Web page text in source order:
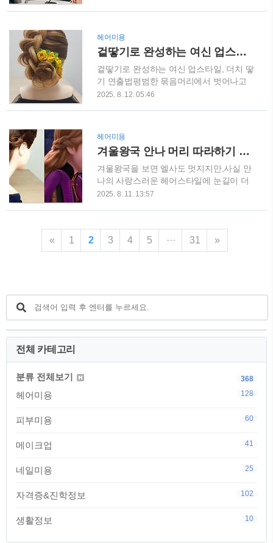
히, 고령층과 은퇴자들의 자산 안전을 위한
정부 차원의 대책이기도 합니다. 은행·저축
은행·보험사별 적용 방식예금자 보호 제도
는 은행, 저축은..
다. 특히, 이번에는 일부 지급 기준과 대상
이 조정되어 더 많은 분들이 혜택을 받을
수 있도록 설계되었습니다. 변경된 소득·대
상 기준2차 소비쿠폰 지급에서는 소득 및
대상 기준이 일부 변경되었습니다. 기존 1
산을 보다 필요한 계층에 집중하기 위한 조
치로 보입니다. 지원 대상 여부를 반드시
확인하고, 본인이 해당되는지 사전에 점검
하는 것이 중요..
헤어미용
겉땋기로 완성하는 여신 업스타일, 더치 땋기 연출법
겉땋기로 완성하는 여신 업스타일, 더치 땋
기 연출법평범한 묶음머리에서 벗어나고
싶으신가요?오늘은 볼륨감과 입체감이 살
스타일, 무조건 추천드립니다.그럼 지금부
터 이미지 속 헤어처럼 완성하는 방법을 차
근차근 알려드릴게요! 더치 땋기의 핵심은
'겉으로 땋기' 더치 땋기는 우리가 흔히 하
는 프렌치 땋기와 반대 방식이에요.머리를
다.먼저 정수리 부분에서 머리카락을 3등
분 해주세요.그리고 한 가닥씩 바깥쪽으로
교차시키면서 땋아줍니다.포인트는 땋을
2025. 8. 12. 05:46
헤어미용
겨울왕국 안나 머리 따라하기 디즈니 헤어스타일 연출법
겨울왕국을 보면 엘사도 멋지지만,사실 안
나의 사랑스러운 헤어스타일에 눈길이 더
가는 분들 많죠?특히, 자연스럽게 땋은 머
이에요.오늘은 애니메이션 속 안나 머리처
럼 연출하는 방법을 쉽고 자세하게 알려드
릴게요. STEP 1. 앞머리와 옆머리 가닥을
마디 정도 두께로만 가닥을 분리해 주는 게
요. STEP 2. 귀 옆머리를 부드럽게 뒤로 땋
헤어스타일 연출법 잡아놓은 옆머리 가닥
2025. 8. 11. 13:57
« 1 2 3 4 5 ··· 31 »
전체 카테고리
분류 전체보기 368
헤어미용 128
피부미용 60
메이크업 41
네일미용 25
자격증&진학정보 102
생활정보 10